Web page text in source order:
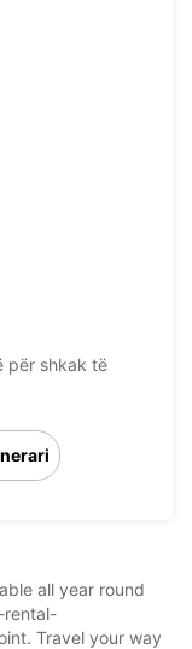
për shkak të
all year round
rental-
Travel your way